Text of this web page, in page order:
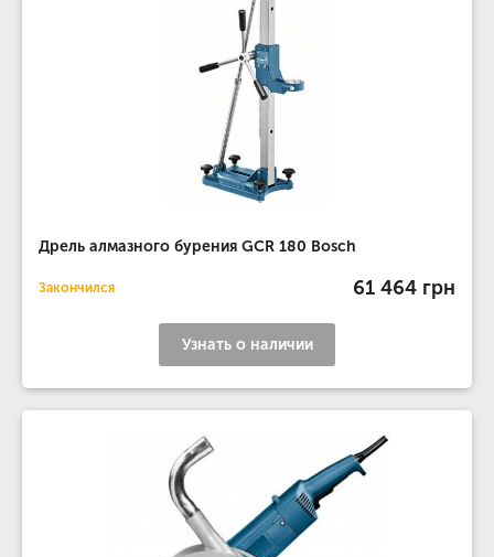
Дрель алмазного бурения GCR 180 Bosch
Закончился 61 464 грн
Узнать о наличии